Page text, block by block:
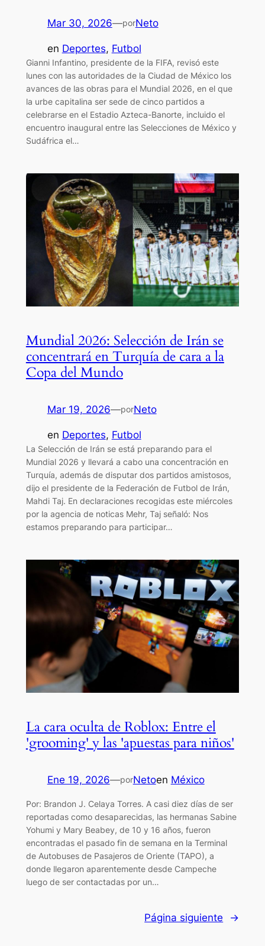
Mar 30, 2026—porNeto
en Deportes, Futbol
Gianni Infantino, presidente de la FIFA, revisó este
lunes con las autoridades de la Ciudad de México los
avances de las obras para el Mundial 2026, en el que
la urbe capitalina ser sede de cinco partidos a
celebrarse en el Estadio Azteca-Banorte, incluido el
encuentro inaugural entre las Selecciones de México y
Sudáfrica el…
Mundial 2026: Selección de Irán se
concentrará en Turquía de cara a la
Copa del Mundo
Mar 19, 2026—porNeto
en Deportes, Futbol
La Selección de Irán se está preparando para el
Mundial 2026 y llevará a cabo una concentración en
Turquía, además de disputar dos partidos amistosos,
dijo el presidente de la Federación de Futbol de Irán,
Mahdi Taj. En declaraciones recogidas este miércoles
por la agencia de noticas Mehr, Taj señaló: Nos
estamos preparando para participar…
La cara oculta de Roblox: Entre el
'grooming' y las 'apuestas para niños'
Ene 19, 2026—porNetoen México
Por: Brandon J. Celaya Torres. A casi diez días de ser
reportadas como desaparecidas, las hermanas Sabine
Yohumi y Mary Beabey, de 10 y 16 años, fueron
encontradas el pasado fin de semana en la Terminal
de Autobuses de Pasajeros de Oriente (TAPO), a
donde llegaron aparentemente desde Campeche
luego de ser contactadas por un…
Página siguiente →